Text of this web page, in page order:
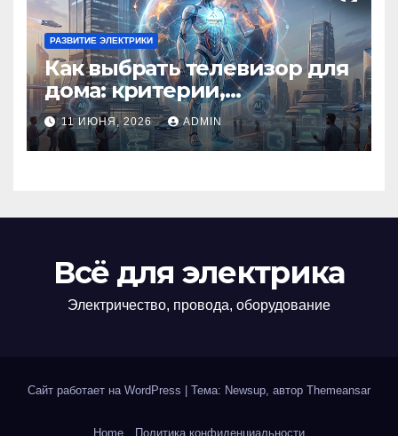
РАЗВИТИЕ ЭЛЕКТРИКИ
Как выбрать телевизор для
дома: критерии,
технологии и советы
11 ИЮНЯ, 2026 ADMIN
Всё для электрика
Электричество, провода, оборудование
Сайт работает на WordPress | Тема: Newsup, автор Themeansar
Home Политика конфиденциальности